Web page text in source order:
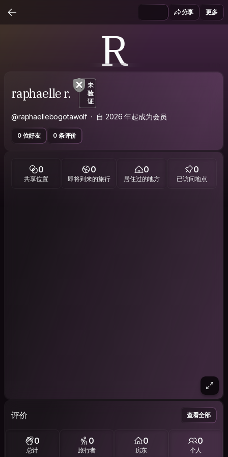
分享 更多
R
raphaelle r.
未
验
证
@raphaellebogotawolf 自 2026 年起成为会员
0 位好友 0 条评价
0
共享位置
0
即将到来的旅行
0
居住过的地方
0
已访问地点
评价 查看全部
0
总计
0
旅行者
0
房东
0
个人